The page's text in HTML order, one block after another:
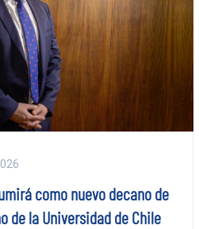
como nuevo decano de
de la Universidad de Chile